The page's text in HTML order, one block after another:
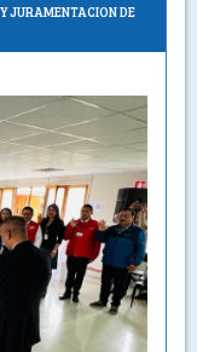
JURAMENTACION DE